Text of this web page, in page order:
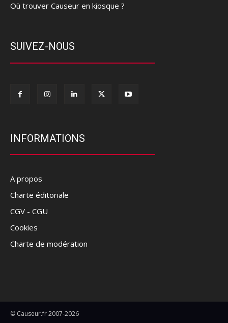
Où trouver Causeur en kiosque ?
SUIVEZ-NOUS
INFORMATIONS
A propos
Charte éditoriale
CGV - CGU
Cookies
Charte de modération
© Causeur.fr 2007-2026